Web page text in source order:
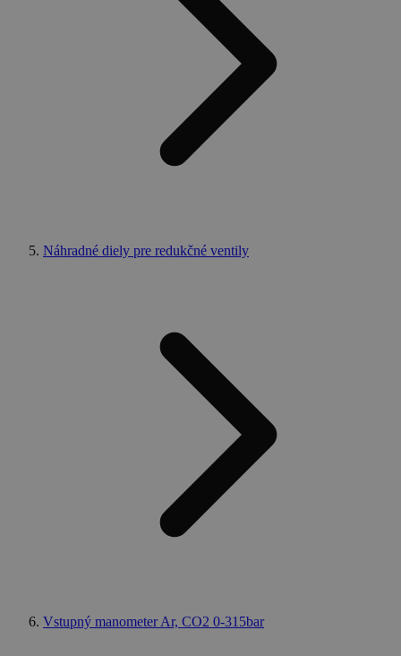
Náhradné diely pre redukčné ventily
Vstupný manometer Ar, CO2 0-315bar